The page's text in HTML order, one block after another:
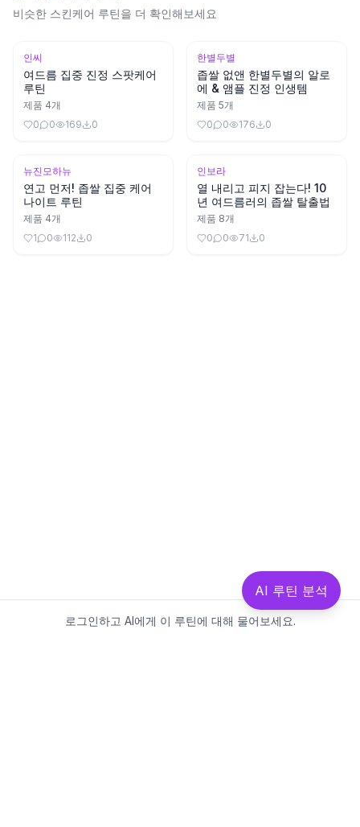
비슷한 스킨케어 루틴을 더 확인해보세요
인씨
여드름 집중 진정 스팟케어
루틴
제품 4개
0
0 169 0
한별두별
좁쌀 없앤 한별두별의 알로
에 & 앰플 진정 인생템
제품 5개
0
0 176 0
뉴진모하뉴
연고 먼저! 좁쌀 집중 케어
나이트 루틴
제품 4개
1
0 112 0
인보라
열 내리고 피지 잡는다! 10
년 여드름러의 좁쌀 탈출법
제품 8개
0
0 71 0
로그인하고 AI에게 이 루틴에 대해 물어보세요.
AI 루틴 분석